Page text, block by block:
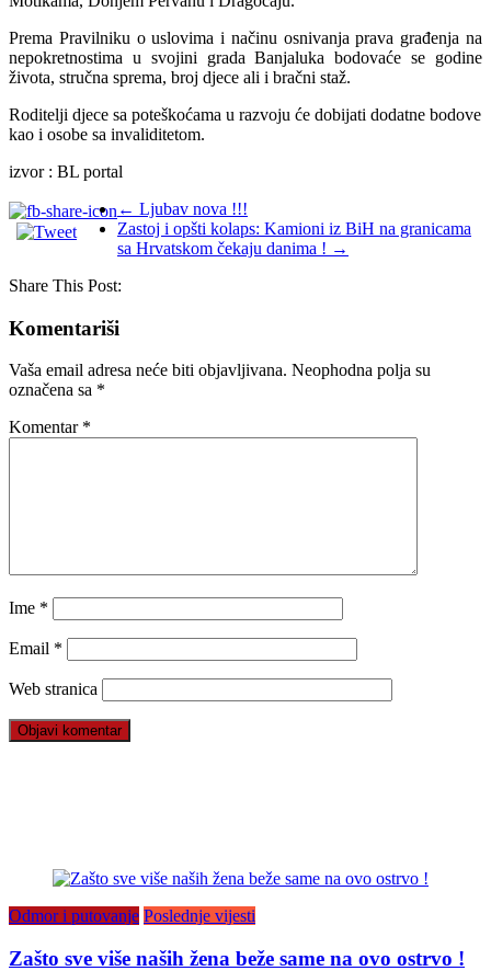
Prema Pravilniku o uslovima i načinu osnivanja prava građenja na
nepokretnostima u svojini grada Banjaluka bodovaće se godine
života, stručna sprema, broj djece ali i bračni staž.
Roditelji djece sa poteškoćama u razvoju će dobijati dodatne bodove
kao i osobe sa invaliditetom.
izvor : BL portal
← Ljubav nova !!!
Zastoj i opšti kolaps: Kamioni iz BiH na granicama
sa Hrvatskom čekaju danima ! →
Share This Post:
Komentariši
Vaša email adresa neće biti objavljivana. Neophodna polja su
označena sa *
Komentar *
Ime *
Email *
Web stranica
Odmor i putovanje Poslednje vijesti
Zašto sve više naših žena beže same na ovo ostrvo !